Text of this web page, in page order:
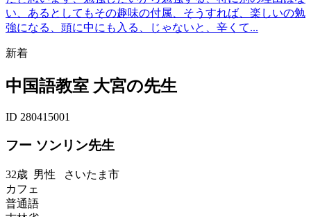
い、あるとしてもその趣味の付属、そうすれば、楽しいの勉
強になる、頭に中にも入る、じゃないと、辛くて...
新着
中国語教室 大宮の先生
ID 280415001
フー ソンリン先生
32歳 男性 さいたま市
カフェ
普通語